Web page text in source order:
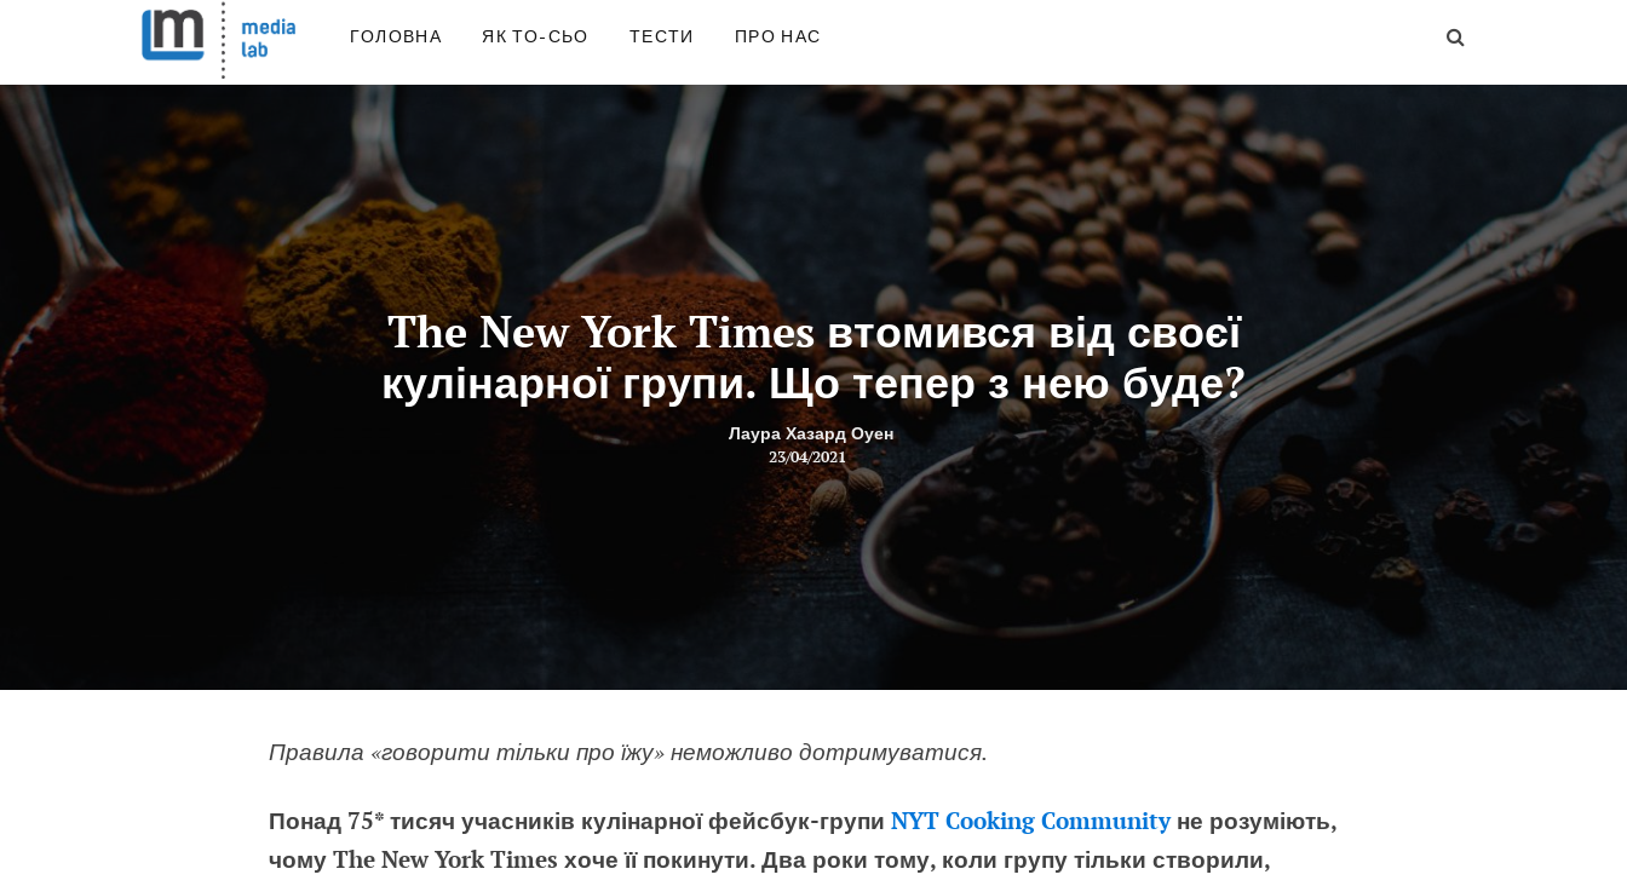
ГОЛОВНА ЯК ТО-СЬО ТЕСТИ ПРО НАС
The New York Times втомився від своєї
кулінарної групи. Що тепер з нею буде?
Лаура Хазард Оуен
23/04/2021
Правила «говорити тільки про їжу» неможливо дотримуватися.
Понад 75* тисяч учасників кулінарної фейсбук-групи NYT Cooking Communityне розуміють,
чому The New York Times хоче її покинути. Два роки тому, коли групу тільки створили,